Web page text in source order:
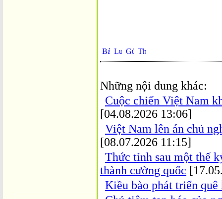
Những nội dung khác:
Cuộc chiến Việt Nam
[04.08.2026 13:06]
Việt Nam lên án chủ
[08.07.2026 11:15]
Thức tỉnh sau một thế
thành cường quốc
Kiều bào phát triển quê